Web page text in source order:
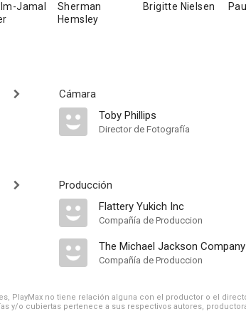
Jamal
Sherman
Hemsley
Brigitte Nielsen
Cámara
Toby Phillips
Director de Fotografía
Producción
Flattery Yukich Inc
Compañía de Produccion
The Michael Jackson Company
Compañía de Produccion
PlayMax no tiene relación alguna con el productor o el
y/o cubiertas pertenece a sus respectivos autores,